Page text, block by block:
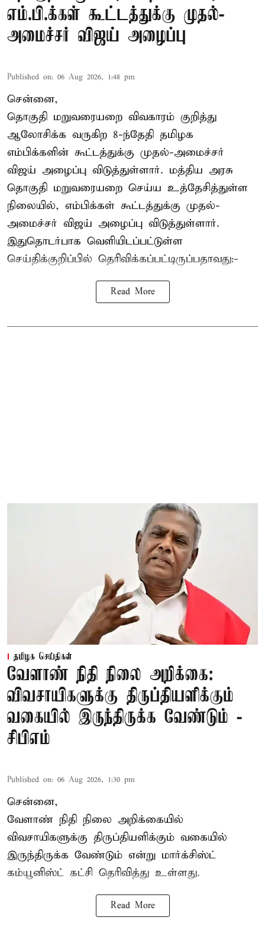
எம்.பி.க்கள் கூட்டத்துக்கு முதல்-
அமைச்சர் விஜய் அழைப்பு
Published on: 06 Aug 2026, 1:48 pm
சென்னை,
தொகுதி மறுவரையறை விவகாரம் குறித்து
ஆலோசிக்க வருகிற 8-ந்தேதி தமிழக
எம்பிக்களின் கூட்டத்துக்கு முதல்-அமைச்சர்
விஜய் அழைப்பு விடுத்துள்ளார். மத்திய அரசு
தொகுதி மறுவரையறை செய்ய உத்தேசித்துள்ள
நிலையில், எம்பிக்கள் கூட்டத்துக்கு முதல்-
அமைச்சர் விஜய் அழைப்பு விடுத்துள்ளார்.
இதுதொடர்பாக வெளியிடப்பட்டுள்ள
செய்திக்குறிப்பில் தெரிவிக்கப்பட்டிருப்பதாவது:-
Read More
தமிழக செய்திகள்
வேளாண் நிதி நிலை அறிக்கை:
விவசாயிகளுக்கு திருப்தியளிக்கும்
வகையில் இருந்திருக்க வேண்டும் -
சிபிஎம்
Published on: 06 Aug 2026, 1:30 pm
சென்னை,
வேளாண் நிதி நிலை அறிக்கையில்
விவசாயிகளுக்கு திருப்தியளிக்கும் வகையில்
இருந்திருக்க வேண்டும் என்று மார்க்சிஸ்ட்
கம்யூனிஸ்ட் கட்சி தெரிவித்து உள்ளது.
Read More